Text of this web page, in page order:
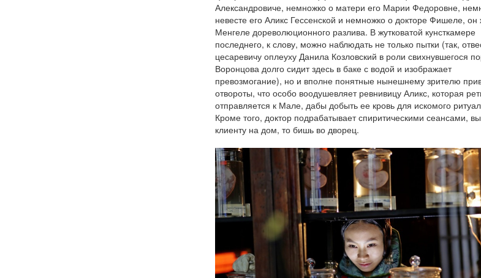
Александровиче, немножко о матери его Марии Федоровне,
невесте его Аликс Гессенской и немножко о докторе Фишеле,
Менгеле дореволюционного разлива. В жутковатой кунсткамере
последнего, к слову, можно наблюдать не только пытки (так,
цесаревичу оплеуху Данила Козловский в роли свихнувшегося
Воронцова долго сидит здесь в баке с водой и изображает
превозмогание), но и вполне понятные нынешнему зрителю
отвороты, что особо воодушевляет ревнивицу Аликс, которая
отправляется к Мале, дабы добыть ее кровь для искомого
Кроме того, доктор подрабатывает спиритическими сеансами,
клиенту на дом, то бишь во дворец.